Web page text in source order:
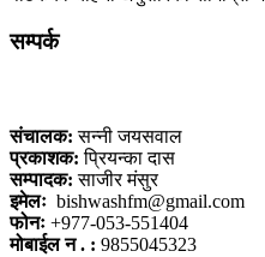
सम्पर्क
संचालक: सन्नी जयसवाल
प्रकाशक: प्रियन्का दास
सम्पादक: साजीर मंसुर
इमेलः bishwashfm@gmail.com
फोनः +977-053-551404
मोबाईल न . : 9855045323